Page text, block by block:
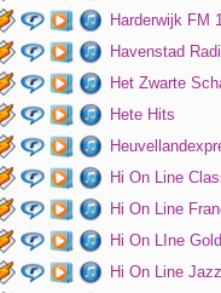
Harderwijk FM
Havenstad
Het Zwarte
Hete Hits
Hi On Line
Hi On Line
Hi On LIne
Hi On Line Jazz